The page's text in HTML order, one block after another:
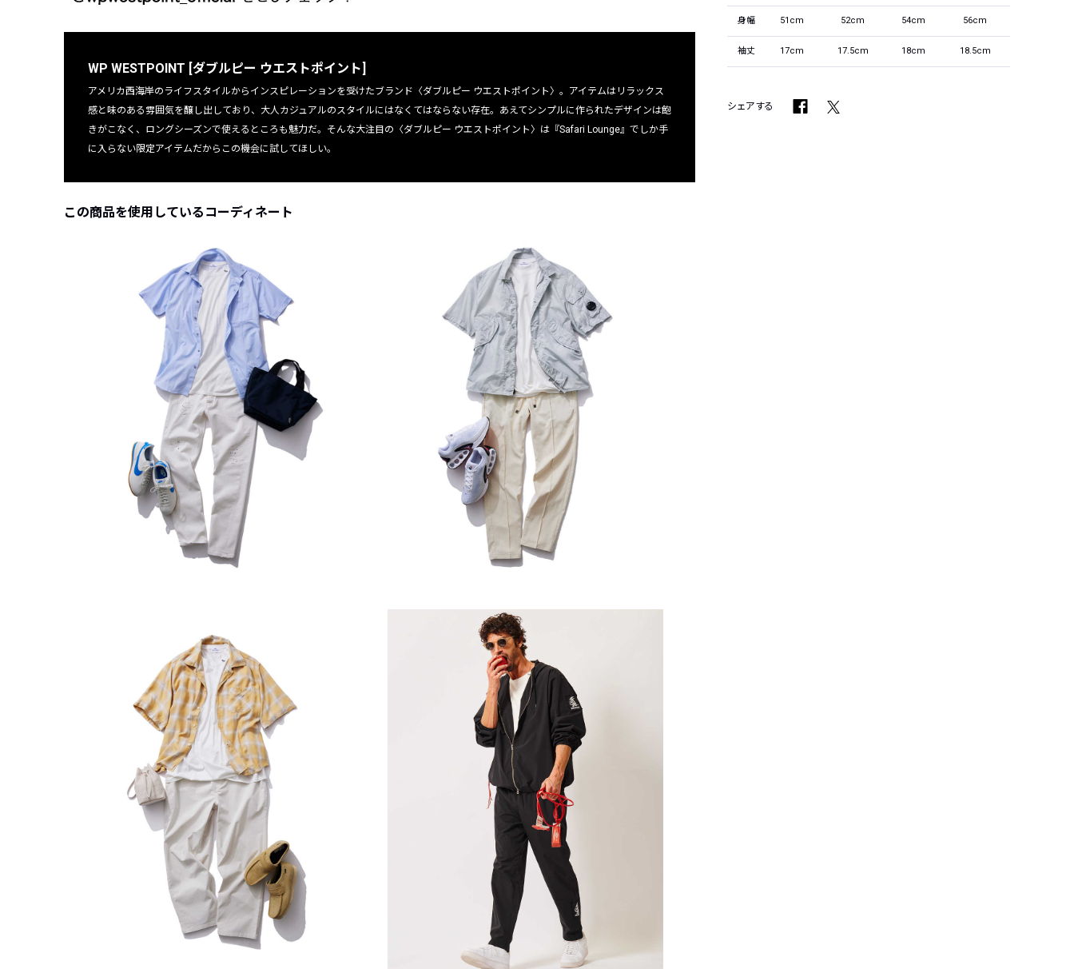
WP WESTPOINT [ダブルピー ウエストポイント]
アメリカ西海岸のライフスタイルからインスピレーションを受けたブランド〈ダブルピー ウエストポイント〉。アイテムはリラックス
感と味のある雰囲気を醸し出しており、大人カジュアルのスタイルにはなくてはならない存在。あえてシンプルに作られたデザインは飽
きがこなく、ロングシーズンで使えるところも魅力だ。そんな大注目の〈ダブルピー ウエストポイント〉は『Safari Lounge』でしか手
に入らない限定アイテムだからこの機会に試してほしい。
この商品を使用しているコーディネート
身幅 51cm 52cm 54cm 56cm
袖丈 17cm 17.5cm 18cm 18.5cm
シェアする